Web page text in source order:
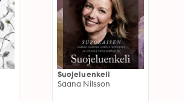
Suojeluenkeli
Saana Nilsson